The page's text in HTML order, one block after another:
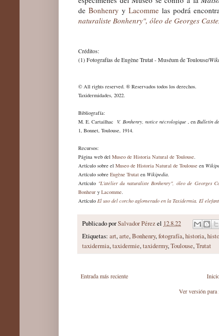
de Bonhenry y Lacomme las podrá
naturaliste Bonhenry", óleo de Georges
Créditos:
(1) Fotografías de Eugène Trutat - Muséum de Toulouse/
© All rights reserved. ® Reservados todos los derechos.
Taxidermidades, 2022.
Bibliografía:
M. E. Cartailhac V. Bonhenry, notice nécrologique, en Bulletin
1, Bonnet, Toulouse, 1914.
Recursos:
Página web del Museo de Historia Natural de Toulouse
Artículo sobre el Museo de Historia Natural de Toulouse en
Artículo sobre Eugène Trutat en Wikipedia
Artículo "L'atélier du naturaliste Bonhenry", óleo de Georges
Bonheur y Lacomme
Artículo El uso del corcho aglomerado en la Taxidermia. El
Publicado porSalvador Pérezel 12.8.22
Etiquetas: art,arte,Bonhenry,fotografía,historia,
taxidermia,taxidermie,taxidermy,Toulouse,Trutat
Entrada más reciente
Ver versión para